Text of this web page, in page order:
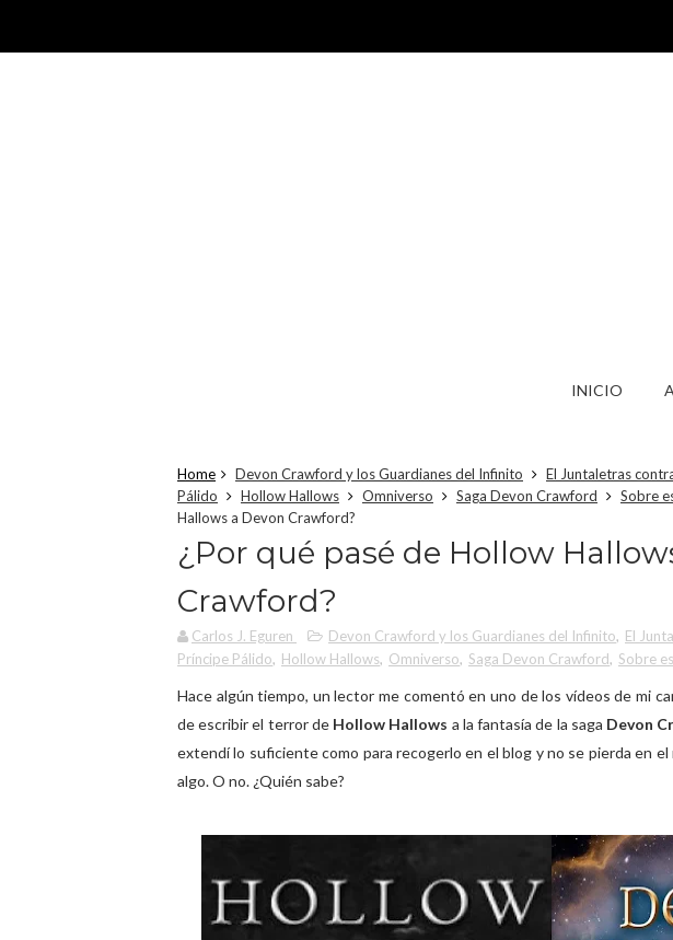
INICIO
Home Devon Crawford y los Guardianes del Infinito El Juntaletras
Pálido
Hollow Hallows Omniverso Saga Devon Crawford Sobre
Hallows a Devon Crawford?
¿Por qué pasé de Hollow
Crawford?
Carlos J. Eguren Devon Crawford y los Guardianes del Infinito, El
Príncipe Pálido, Hollow Hallows, Omniverso, Saga Devon Crawford, Sobre
Hace algún tiempo, un lector me comentó en uno de los vídeos de mi
de escribir el terror de Hollow Hallows a la fantasía de la saga Devon
extendí lo suficiente como para recogerlo en el blog y no se pierda en
algo. O no. ¿Quién sabe?